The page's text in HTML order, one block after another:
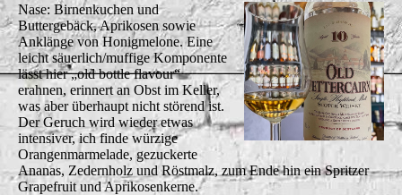
Nase: Birnenkuchen und
Buttergebäck, Aprikosen sowie
Anklänge von Honigmelone. Eine
leicht säuerlich/muffige Komponente
lässt hier „old bottle flavour“
erahnen, erinnert an Obst im Keller,
was aber überhaupt nicht störend ist.
Der Geruch wird wieder etwas
intensiver, ich finde würzige
Orangenmarmelade, gezuckerte
Ananas, Zedernholz und Röstmalz, zum Ende hin ein Spritzer
Grapefruit und Aprikosenkerne.